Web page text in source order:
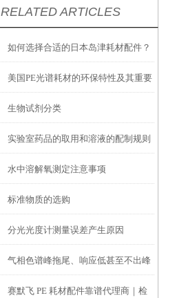
RELATED ARTICLES
如何选择合适的日本岛津耗材配件？
美国PE光谱耗材的环保特性及其重要
性
生物试剂分类
实验室药品的取用和溶液的配制规则
水中溶解氧测定注意事项
标准物质的选购
分光光度计测量误差产生原因
气相色谱峰拖尾、响应低甚至不出峰
的主要原因
赛默飞 PE 耗材配件靠谱代理商｜检